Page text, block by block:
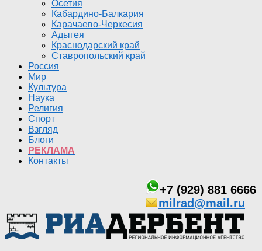
Осетия
Кабардино-Балкария
Карачаево-Черкесия
Адыгея
Краснодарский край
Ставропольский край
Россия
Мир
Культура
Наука
Религия
Спорт
Взгляд
Блоги
РЕКЛАМА
Контакты
+7 (929) 881 6666
milrad@mail.ru